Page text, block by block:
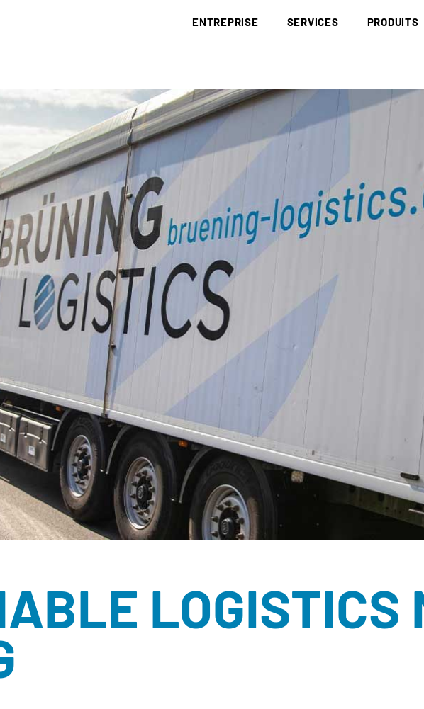
ENTREPRISE
HISTOIRE
SITES
CODE DE CONDUITE
SERVICES
DÉVELOPPEMENT
LOGISTIQUE
APPROVISIONNEMENT COMPLET
PRODUITS
SOUS-
LE CHARBON
MATÉRIAUX
PLAQUETTES
PLAQUETTES D’AMÉNAGEMENT PAYSAGÉ
PLAQUETTES DE SCIERIE
PLAQUETTES FORESTIÈRES
POUSSIÈRE
PELLETS DE
HUMUS
ÉCORCES
SOUS-
SUBSTITUTS
LOGISTICS